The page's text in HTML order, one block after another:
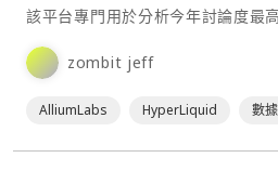
該平台專門用於分析今年討論度最
Hyperliquid。該平台為用戶提供
建設者、推薦碼指標以及損益數據
zombit jeff
AlliumLabs HyperLiquid 數